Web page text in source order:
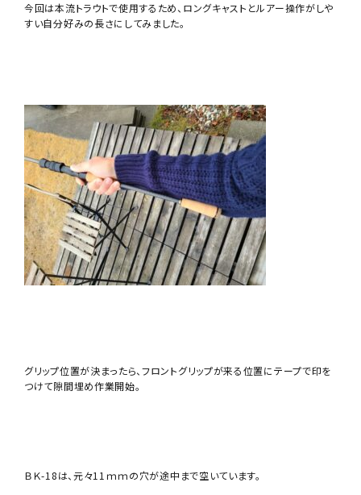
今回は本流トラウトで使用するため、ロングキャストとルアー操作がしや
すい自分好みの長さにしてみました。
グリップ位置が決まったら、フロントグリップが来る位置にテープで印を
つけて隙間埋め作業開始。
ＢＫ-18は、元々11ｍｍの穴が途中まで空いています。